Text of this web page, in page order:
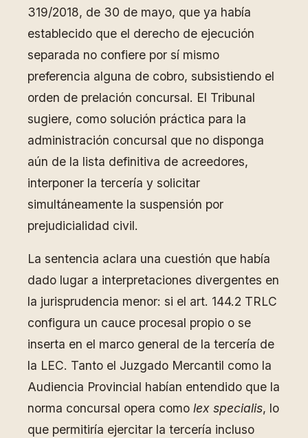
319/2018, de 30 de mayo, que ya había
establecido que el derecho de ejecución
separada no confiere por sí mismo
preferencia alguna de cobro, subsistiendo el
orden de prelación concursal. El Tribunal
sugiere, como solución práctica para la
administración concursal que no disponga
aún de la lista definitiva de acreedores,
interponer la tercería y solicitar
simultáneamente la suspensión por
prejudicialidad civil.
La sentencia aclara una cuestión que había
dado lugar a interpretaciones divergentes en
la jurisprudencia menor: si el art. 144.2 TRLC
configura un cauce procesal propio o se
inserta en el marco general de la tercería de
la LEC. Tanto el Juzgado Mercantil como la
Audiencia Provincial habían entendido que la
norma concursal opera como lex specialis, lo
que permitiría ejercitar la tercería incluso